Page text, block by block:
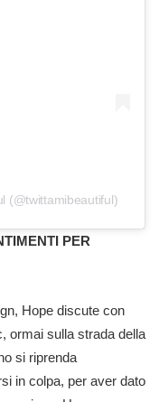
(@twittamibeautiful)
PER
Hope discute con
ormai sulla strada della
si riprenda
in colpa, per aver dato